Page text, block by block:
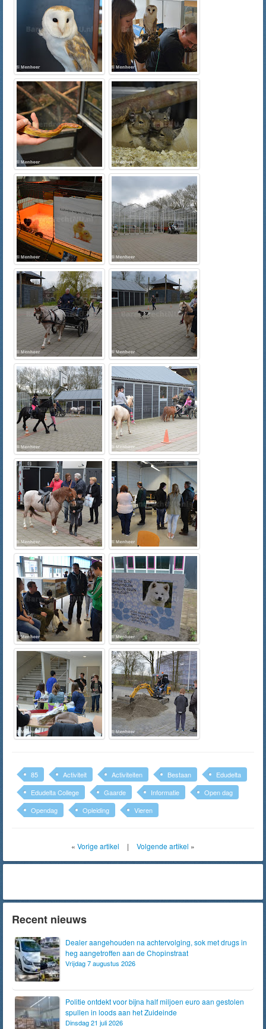
85 Activiteit Activiteiten Bestaan
Edudelta
Edudelta College
Gaarde Informatie
Open dag
Opendag
Opleiding Vieren
« Vorige artikel | Volgende artikel »
Recent nieuws
Dealer aangehouden na achtervolging, sok met drugs in
heg aangetroffen aan de Chopinstraat
Vrijdag 7 augustus 2026
Politie ontdekt voor bijna half miljoen euro aan gestolen
spullen in loods aan het Zuideinde
Dinsdag 21 juli 2026